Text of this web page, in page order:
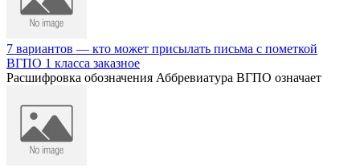
7 вариантов — кто может присылать письма с пометкой
ВГПО 1 класса заказное
Расшифровка обозначения Аббревиатура ВГПО означает